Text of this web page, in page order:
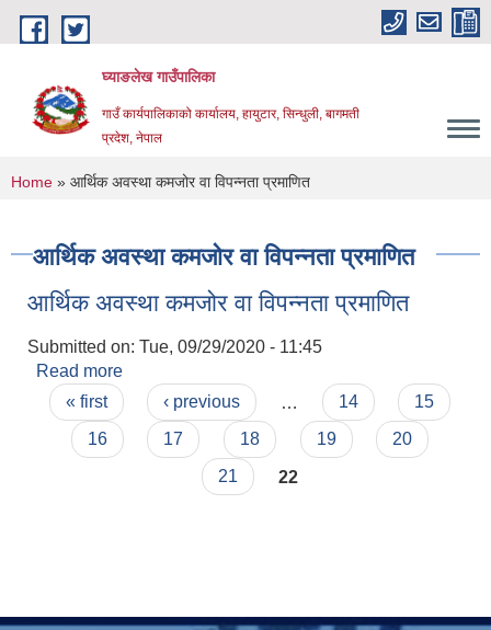
Skip to main content
घ्याङलेख गाउँपालिका
गाउँ कार्यपालिकाको कार्यालय, हायुटार, सिन्धुली, बागमती
प्रदेश, नेपाल
You are here
Home » आर्थिक अवस्था कमजोर वा विपन्नता प्रमाणित
आर्थिक अवस्था कमजोर वा विपन्नता प्रमाणित
आर्थिक अवस्था कमजोर वा विपन्नता प्रमाणित
Submitted on: Tue, 09/29/2020 - 11:45
Read more
Pages
« first ‹ previous 14
15
16
17 18 19
20
21
22